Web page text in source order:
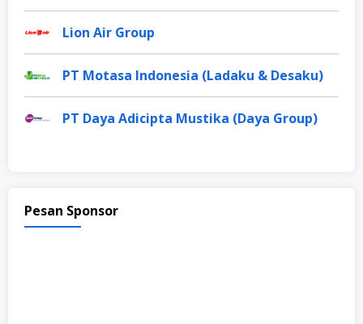
Lion Air Group
PT Motasa Indonesia (Ladaku & Desaku)
PT Daya Adicipta Mustika (Daya Group)
Pesan Sponsor